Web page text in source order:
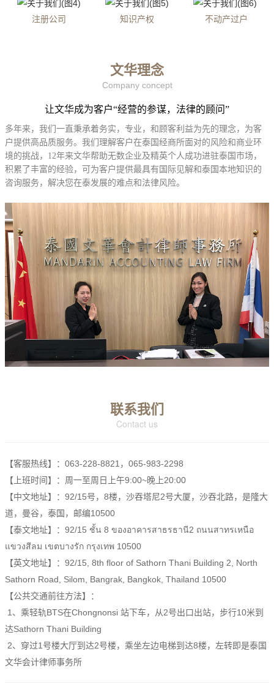
注册公司 知识产权 不动产过户
文华理念
Company concept
让文华成为客户“经营的参谋，法律的顾问”
多年来，我们一直秉承着务实，专业，和顾客利益为先的理念，为客
户提供高品质服务。我们理解客户在泰国经商所面对的风险和商业环
境的挑战，12年来文华帮助无数企业及精英个人成功进驻泰国市场，
积累了丰富的经验，可为客户提供最具有国际见解和泰国本地知识的
咨询服务，解决您在泰发展的难点和法律风险。
联系我们
Contact us
【客服热线】：063-228-8821，065-983-2298
【上班时间】：周一至周日上午9:00~晚上20:00
【中文地址】：92/15号，8楼，沙吞塔尼2号大厦，沙吞北路，是隆大
道，曼谷，泰国，邮编10500
【泰文地址】：92/15 ชั้น 8 ของอาคารสาธรธานี2 ถนนสาทรเหนือ
แขวงสีลม เขตบางรัก กรุงเทพ 10500
【英文地址】：92/15, 8th floor of Sathorn Thani Building 2, North
Sathorn Road, Silom, Bangrak, Bangkok, Thailand 10500
【公共交通前往方法】：
1、乘轻轨BTS在Chongnonsi 站下车，从2号出口出站，步行10米到
达Sathorn Thani Building
2、穿过1号楼大厅到达2号楼，乘坐左边电梯到达8楼，左转即是泰国
文华会计律师事务所